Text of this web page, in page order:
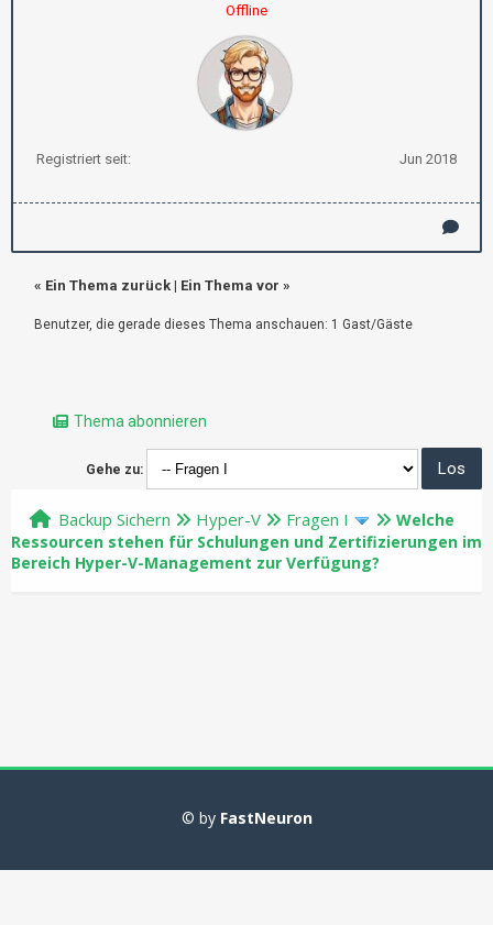
Offline
Registriert seit: Jun 2018
« Ein Thema zurück | Ein Thema vor »
Benutzer, die gerade dieses Thema anschauen: 1 Gast/Gäste
Thema abonnieren
Gehe zu:
Backup Sichern Hyper-V Fragen I
Welche
Ressourcen stehen für Schulungen und Zertifizierungen im
Bereich Hyper-V-Management zur Verfügung?
© by FastNeuron